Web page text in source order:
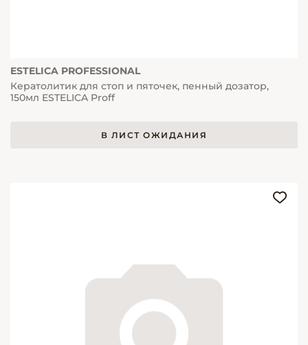
ESTELICA PROFESSIONAL
Кератолитик для стоп и пяточек, пенный дозатор,
150мл ESTELICA Proff
В ЛИСТ ОЖИДАНИЯ